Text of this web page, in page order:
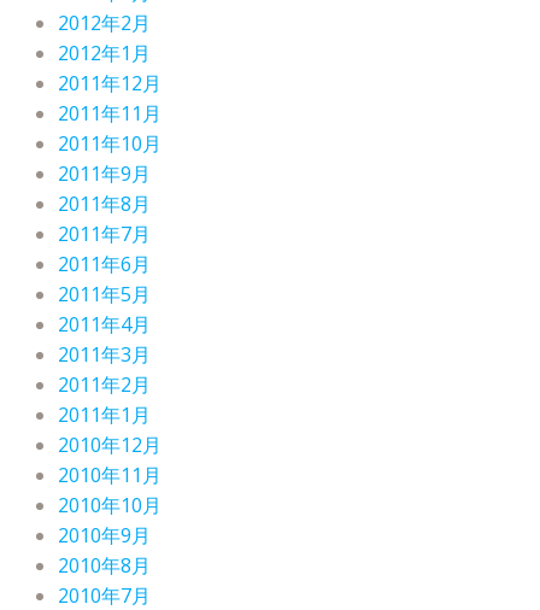
2012年2月
2012年1月
2011年12月
2011年11月
2011年10月
2011年9月
2011年8月
2011年7月
2011年6月
2011年5月
2011年4月
2011年3月
2011年2月
2011年1月
2010年12月
2010年11月
2010年10月
2010年9月
2010年8月
2010年7月